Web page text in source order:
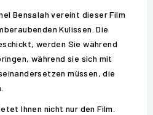
Bensalah vereint dieser Film
Kulissen. Die
werden Sie während
während sie sich mit
müssen, die
Ihnen nicht nur den Film.